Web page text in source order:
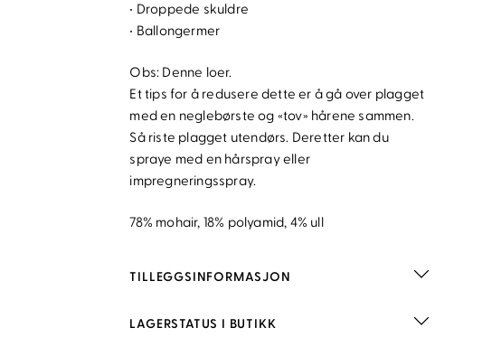
• Droppede skuldre
• Ballongermer
Obs: Denne loer.
Et tips for å redusere dette er å gå over plagget
med en neglebørste og «tov» hårene sammen.
Så riste plagget utendørs. Deretter kan du
spraye med en hårspray eller
impregneringsspray.
78% mohair, 18% polyamid, 4% ull
TILLEGGSINFORMASJON
LAGERSTATUS I BUTIKK